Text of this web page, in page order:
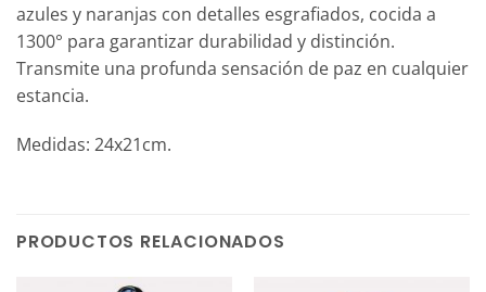
azules y naranjas con detalles esgrafiados, cocida a
1300° para garantizar durabilidad y distinción.
Transmite una profunda sensación de paz en cualquier
estancia.
Medidas: 24x21cm.
PRODUCTOS RELACIONADOS